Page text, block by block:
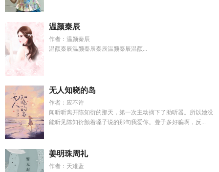
温颜秦辰
作者：温颜秦辰
温颜秦辰温颜秦辰秦辰温颜秦辰温颜...
无人知晓的岛
作者：应不许
闻听听离开陈知衍的那天，第一次主动摘下了助听器。所以她没
能听见陈知衍颤着嗓子说的那句我爱你。聋子多好骗啊，反...
姜明珠周礼
作者：天难蓝